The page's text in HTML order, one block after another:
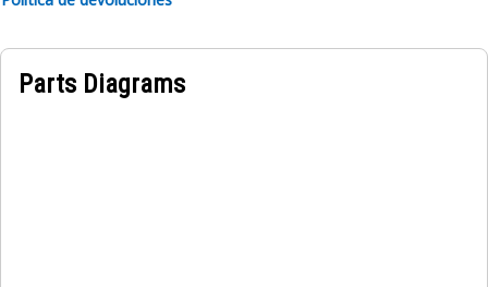
Parts Diagrams